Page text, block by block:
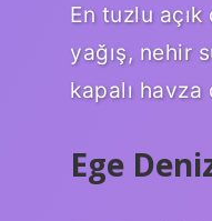
En tuzlu
yağış, nehir
kapalı
Ege